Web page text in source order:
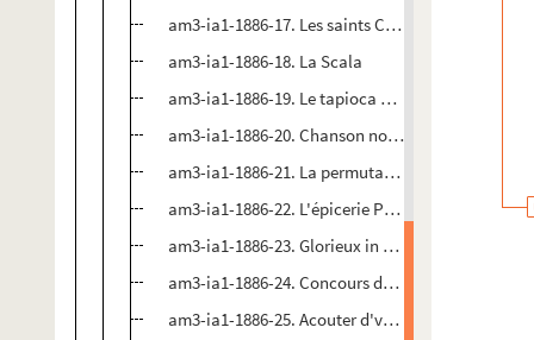
am3-ia1-1886-17. Les saints Crépin
am3-ia1-1886-18. La Scala
am3-ia1-1886-19. Le tapioca universel
am3-ia1-1886-20. Chanson nouvelle en patois de
am3-ia1-1886-21. La permutation
am3-ia1-1886-22. L'épicerie Paulaire de Fives
am3-ia1-1886-23. Glorieux in mer
am3-ia1-1886-24. Concours de poésie du 7 février
am3-ia1-1886-25. Acouter d'vant vous marier :